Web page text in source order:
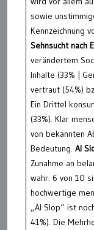
sowie
Kennzeichnung
Sehnsucht nach
verändertem
Inhalte (33% |
vertraut (54%)
Ein Drittel
(33%). Klar
von bekannten
Bedeutung. AI
Zunahme an
wahr. 6 von 10
hochwertige
„AI Slop“ ist
41%). Die